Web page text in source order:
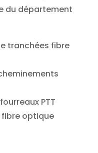
du département
tranchées fibre
PTT
fibre optique